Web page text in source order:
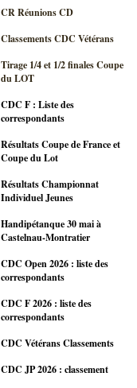
CR Réunions CD
Classements CDC Vétérans
Tirage 1/4 et 1/2 finales Coupe
du LOT
CDC F : Liste des
correspondants
Résultats Coupe de France et
Coupe du Lot
Résultats Championnat
Individuel Jeunes
Handipétanque 30 mai à
Castelnau-Montratier
CDC Open 2026 : liste des
correspondants
CDC F 2026 : liste des
correspondants
CDC Vétérans Classements
CDC JP 2026 : classement